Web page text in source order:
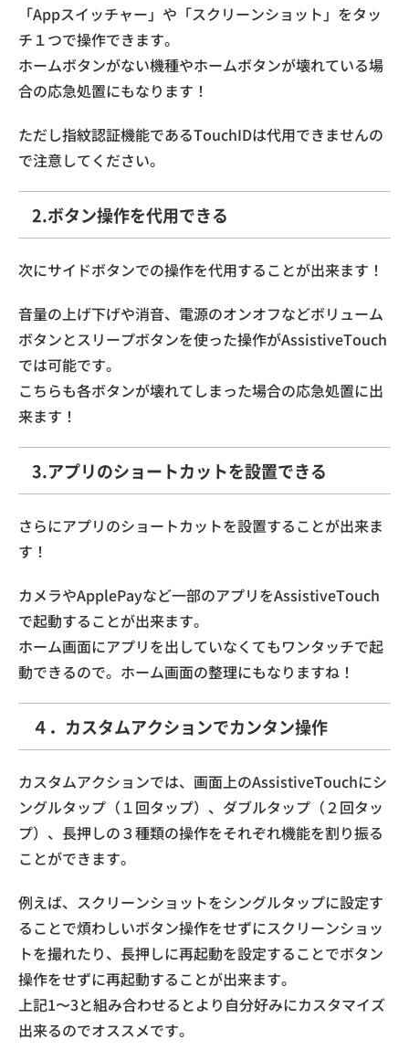
「Appスイッチャー」や「スクリーンショット」をタッ
チ１つで操作できます。
ホームボタンがない機種やホームボタンが壊れている場
合の応急処置にもなります！
ただし指紋認証機能であるTouchIDは代用できませんの
で注意してください。
2.ボタン操作を代用できる
次にサイドボタンでの操作を代用することが出来ます！
音量の上げ下げや消音、電源のオンオフなどボリューム
ボタンとスリープボタンを使った操作がAssistiveTouch
では可能です。
こちらも各ボタンが壊れてしまった場合の応急処置に出
来ます！
3.アプリのショートカットを設置できる
さらにアプリのショートカットを設置することが出来ま
す！
カメラやApplePayなど一部のアプリをAssistiveTouch
で起動することが出来ます。
ホーム画面にアプリを出していなくてもワンタッチで起
動できるので。ホーム画面の整理にもなりますね！
４．カスタムアクションでカンタン操作
カスタムアクションでは、画面上のAssistiveTouchにシ
ングルタップ（１回タップ）、ダブルタップ（２回タッ
プ）、長押しの３種類の操作をそれぞれ機能を割り振る
ことができます。
例えば、スクリーンショットをシングルタップに設定す
ることで煩わしいボタン操作をせずにスクリーンショッ
トを撮れたり、長押しに再起動を設定することでボタン
操作をせずに再起動することが出来ます。
上記1〜3と組み合わせるとより自分好みにカスタマイズ
出来るのでオススメです。